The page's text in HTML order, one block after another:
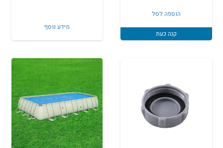
היה:
₪390.
₪350.
הוספה לסל
קנה כעת
מידע נוסף